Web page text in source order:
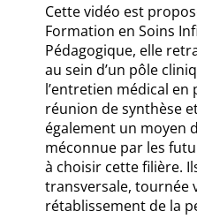
Cette vidéo est
Formation en Soins
Pédagogique, elle
au sein d’un pôle
l’entretien médical en
réunion de synthèse
également un moyen
méconnue par les
à choisir cette filière.
transversale, tournée
rétablissement de la